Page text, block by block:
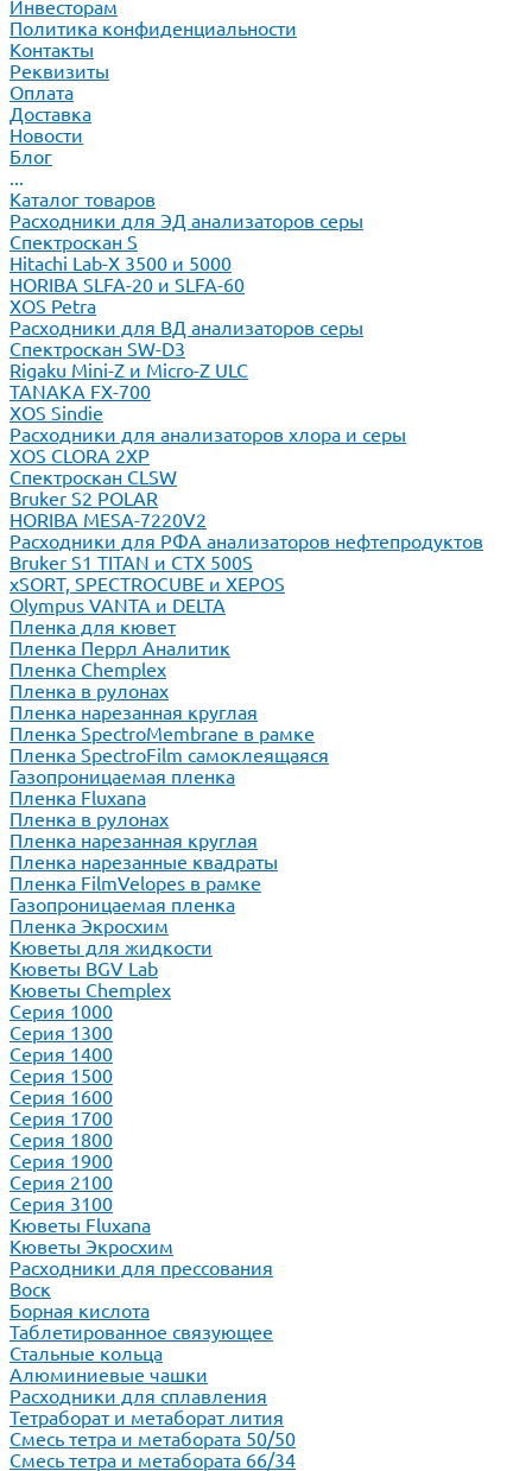
Инвесторам
Политика конфиденциальности
Контакты
Реквизиты
Оплата
Доставка
Новости
Блог
...
Каталог товаров
Расходники для ЭД анализаторов серы
Спектроскан S
Hitachi Lab-X 3500 и 5000
HORIBA SLFA-20 и SLFA-60
XOS Petra
Расходники для ВД анализаторов серы
Спектроскан SW-D3
Rigaku Mini-Z и Micro-Z ULC
TANAKA FX-700
XOS Sindie
Расходники для анализаторов хлора и серы
XOS CLORA 2XP
Спектроскан CLSW
Bruker S2 POLAR
HORIBA MESA-7220V2
Расходники для РФА анализаторов нефтепродуктов
Bruker S1 TITAN и CTX 500S
xSORT, SPECTROCUBE и XEPOS
Olympus VANTA и DELTA
Пленка для кювет
Пленка Перрл Аналитик
Пленка Chemplex
Пленка в рулонах
Пленка нарезанная круглая
Пленка SpectroMembrane в рамке
Пленка SpectroFilm самоклеящаяся
Газопроницаемая пленка
Пленка Fluxana
Пленка в рулонах
Пленка нарезанная круглая
Пленка нарезанные квадраты
Пленка FilmVelopes в рамке
Газопроницаемая пленка
Пленка Экросхим
Кюветы для жидкости
Кюветы BGV Lab
Кюветы Chemplex
Серия 1000
Серия 1300
Серия 1400
Серия 1500
Серия 1600
Серия 1700
Серия 1800
Серия 1900
Серия 2100
Серия 3100
Кюветы Fluxana
Кюветы Экросхим
Расходники для прессования
Воск
Борная кислота
Таблетированное связующее
Стальные кольца
Алюминиевые чашки
Расходники для сплавления
Тетраборат и метаборат лития
Смесь тетра и метабората 50/50
Смесь тетра и метабората 66/34